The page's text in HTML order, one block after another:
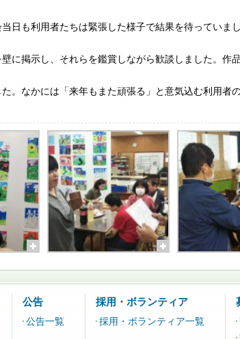
日も利用者たちは緊張した様子で結果を待っていま
に掲示し、それらを鑑賞しながら歓談しました。作
。なかには「来年もまた頑張る」と意気込む利用者
公告
公告一覧
採用・ボランティア
採用・ボランティア一覧